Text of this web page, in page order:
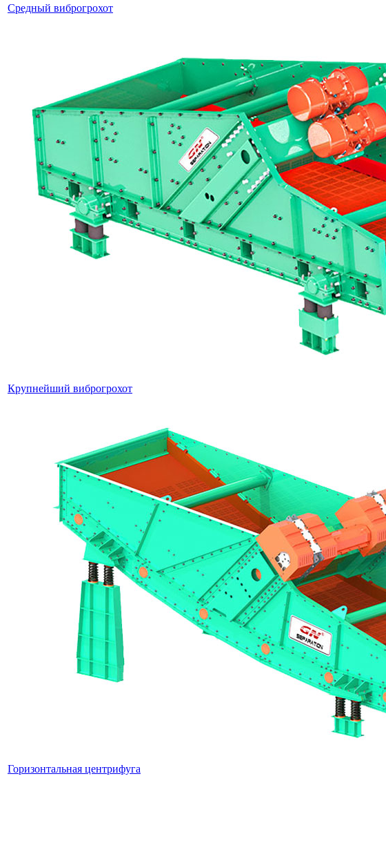
Средный виброгрохот
Крупнейший виброгрохот
Горизонтальная центрифуга